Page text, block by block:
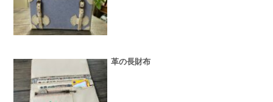
革の長財布